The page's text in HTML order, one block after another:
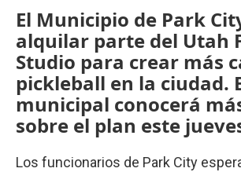
El Municipio de Park
alquilar parte del Utah
Studio para crear más
pickleball en la ciudad.
municipal conocerá
sobre el plan este
Los funcionarios de Park City